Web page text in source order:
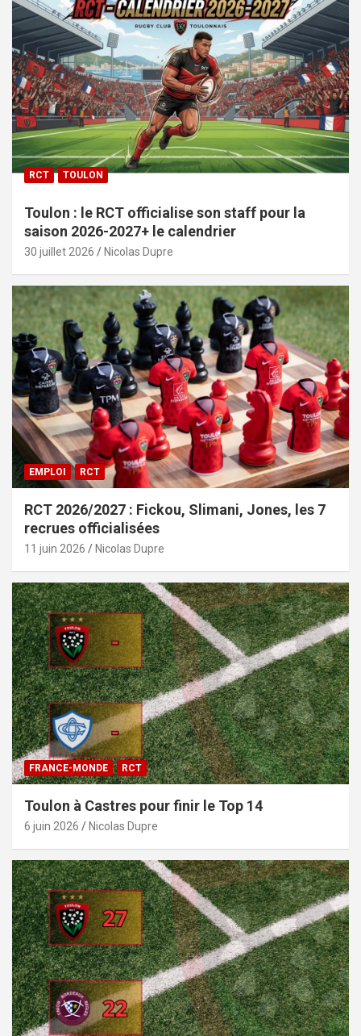
RCT TOULON
Toulon : le RCT officialise son staff pour la
saison 2026-2027+ le calendrier
30 juillet 2026 Nicolas Dupre
EMPLOI RCT
RCT 2026/2027 : Fickou, Slimani, Jones, les 7
recrues officialisées
11 juin 2026 Nicolas Dupre
FRANCE-MONDE RCT
Toulon à Castres pour finir le Top 14
6 juin 2026 Nicolas Dupre